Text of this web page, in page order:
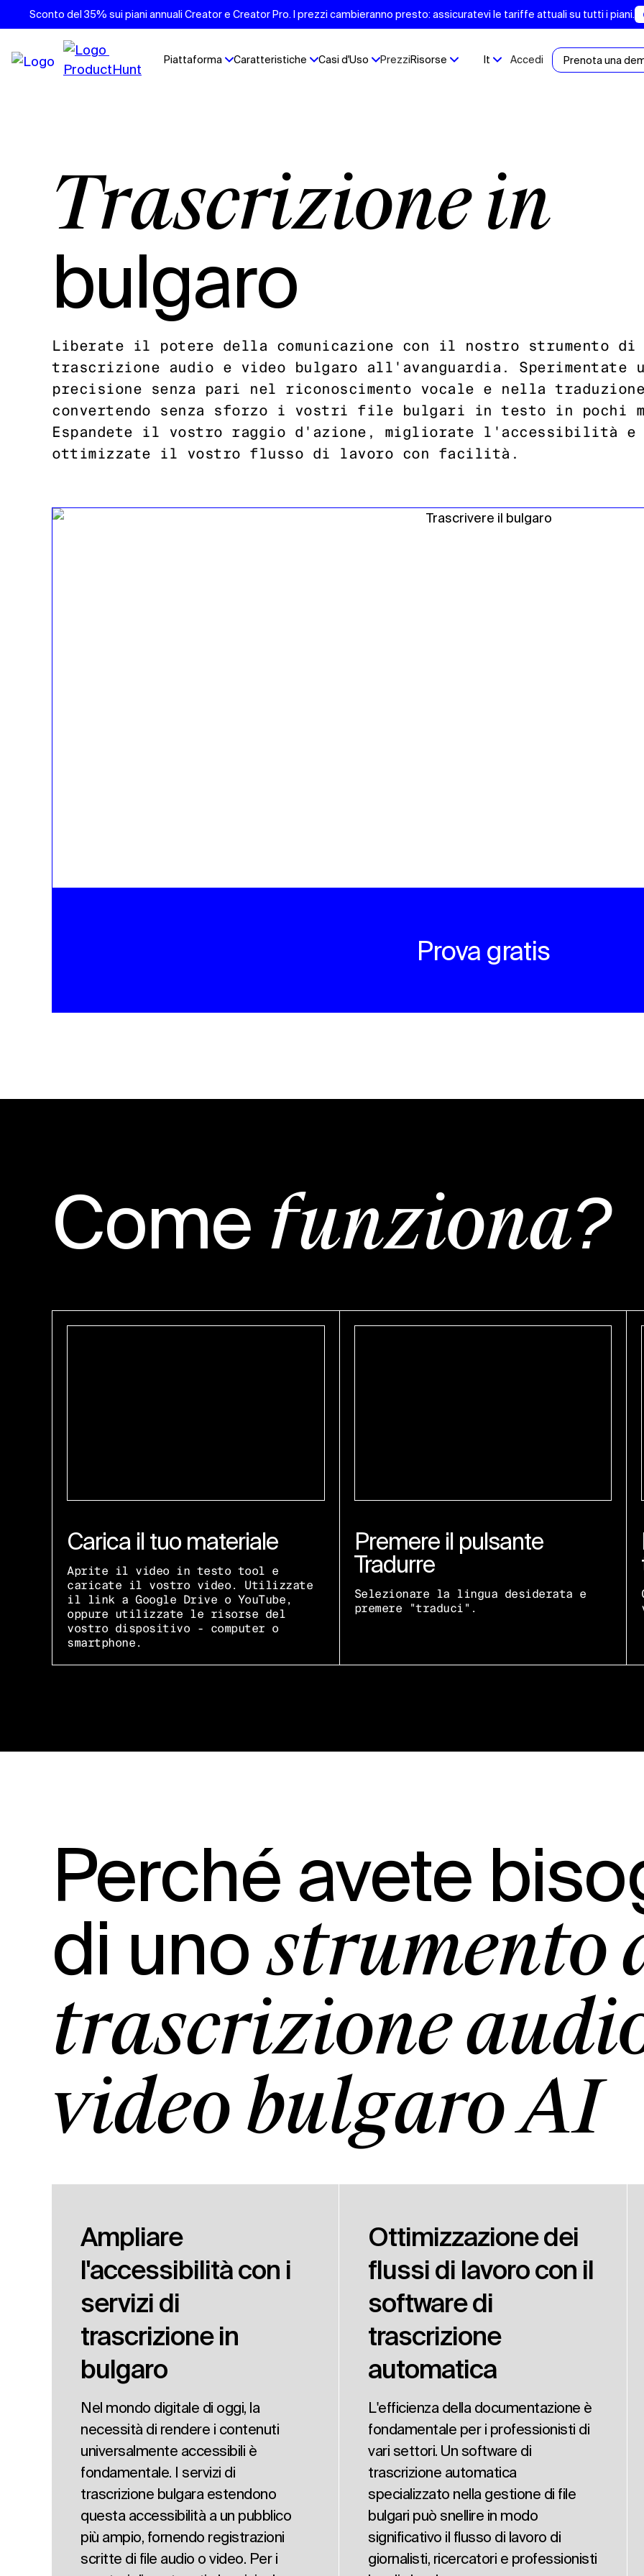
Sconto del 35% sui piani annuali Creator e Creator Pro. I prezzi cambieranno presto: assicuratevi le tariffe attuali su tutti i piani.
Piattaforma Caratteristiche Casi d'Uso PrezziRisorse It Accedi Prenota una
Trascrizione in
bulgaro
Liberate il potere della comunicazione con il nostro strumento di
trascrizione audio e video bulgaro all'avanguardia. Sperimentate
precisione senza pari nel riconoscimento vocale e nella
convertendo senza sforzo i vostri file bulgari in testo in pochi
Espandete il vostro raggio d'azione, migliorate l'accessibilità e
ottimizzate il vostro flusso di lavoro con facilità.
Prova gratis
Come funziona?
Carica il tuo materiale
Aprite il video in testo tool e
caricate il vostro video. Utilizzate
il link a Google Drive o YouTube,
oppure utilizzate le risorse del
vostro dispositivo - computer o
smartphone.
Premere il pulsante
Tradurre
Selezionare la lingua desiderata e
premere "traduci".
Perché avete
di uno strumento
trascrizione
video bulgaro AI
Ampliare
l'accessibilità con i
servizi di
trascrizione in
bulgaro
Nel mondo digitale di oggi, la
necessità di rendere i contenuti
universalmente accessibili è
fondamentale. I servizi di
trascrizione bulgara estendono
questa accessibilità a un pubblico
più ampio, fornendo registrazioni
scritte di file audio o video. Per i
Ottimizzazione dei
flussi di lavoro con il
software di
trascrizione
automatica
L'efficienza della documentazione è
fondamentale per i professionisti di
vari settori. Un software di
trascrizione automatica
specializzato nella gestione di file
bulgari può snellire in modo
significativo il flusso di lavoro di
giornalisti, ricercatori e professionisti